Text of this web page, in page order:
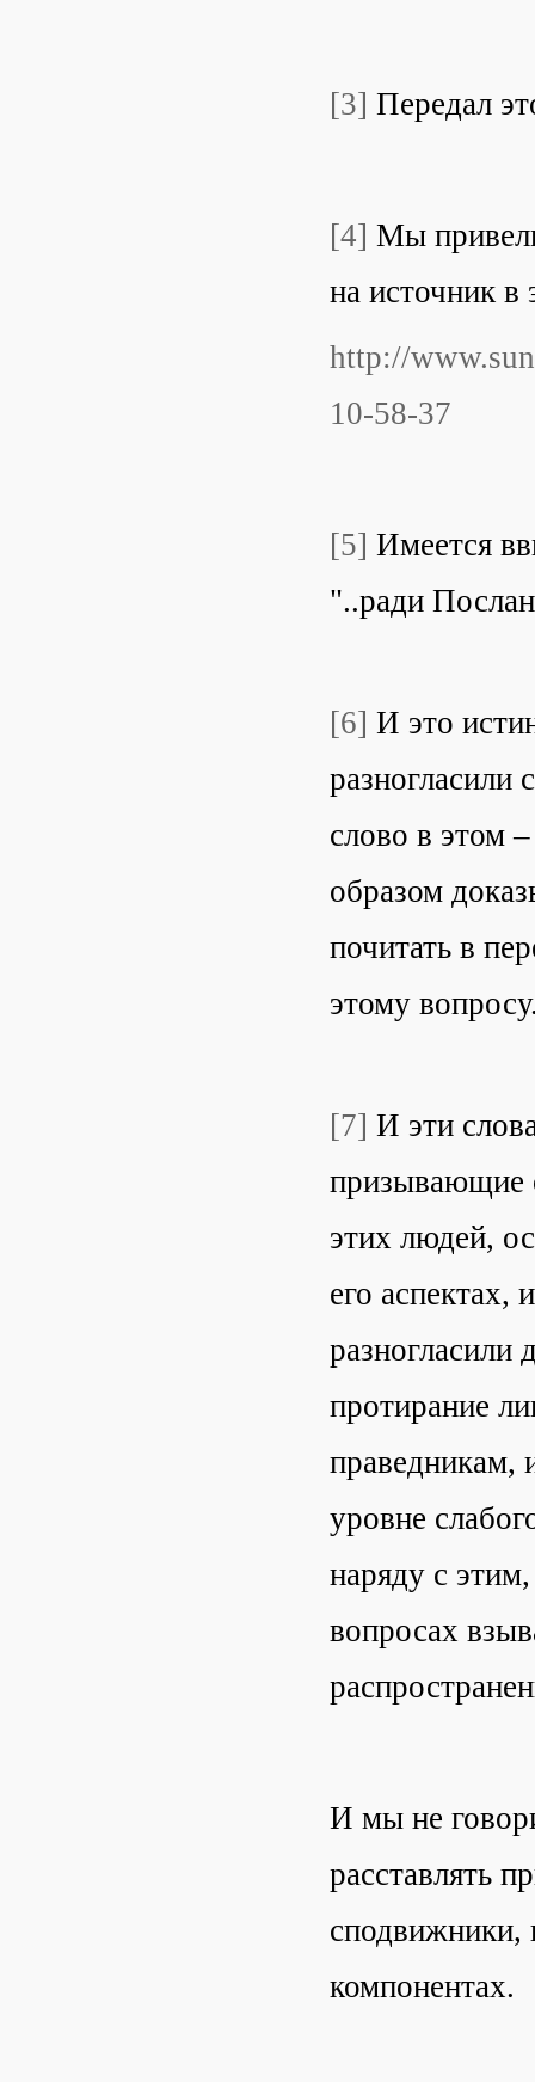
[3] Передал
[4] Мы
на источник в
http://
10-58-37
[5] Имеется
"..ради
[6] И это
разногласили
слово в этом
образом
почитать в
этому
[7] И эти
призывающие
этих людей,
его аспектах,
протирание
праведникам,
уровне
наряду с
вопросах
И мы не
расставлять
сподвижники,
компонентах.